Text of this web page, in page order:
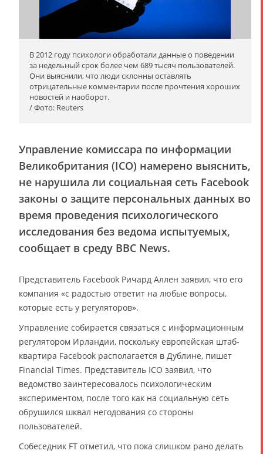
В 2012 году психологи обработали данные о поведении
за недельный срок более чем 689 тысяч пользователей.
Они выяснили, что люди склонны оставлять
отрицательные комментарии после прочтения хороших
новостей и наоборот.
/ Фото: Reuters
Управление комиссара по информации
Великобритания (ICO) намерено выяснить,
не нарушила ли социальная сеть Facebook
законы о защите персональных данных во
время проведения психологического
исследования без ведома испытуемых,
сообщает в среду BBC News.
Представитель Facebook Ричард Аллен заявил, что его
компания «с радостью ответит на любые вопросы,
которые есть у регуляторов».
Управление собирается связаться с информационным
регулятором Ирландии, поскольку европейская штаб-
квартира Facebook располагается в Дублине, пишет
Financial Times. Представитель ICO заявил, что
ведомство заинтересовалось психологическим
экспериментом, после того как на социальную сеть
обрушился шквал негодования со стороны
пользователей.
Собеседник FT отметил, что пока слишком рано делать